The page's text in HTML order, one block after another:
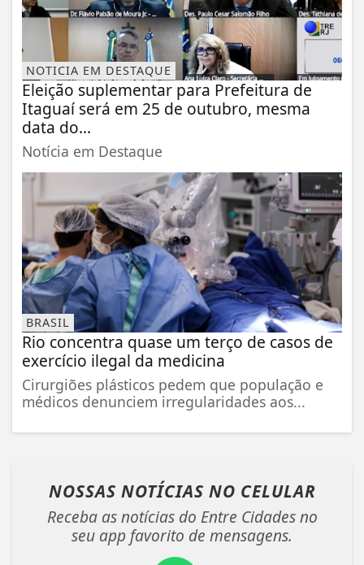
NOTICIA EM DESTAQUE
Eleição suplementar para Prefeitura de
Itaguaí será em 25 de outubro, mesma
data do...
Notícia em Destaque
BRASIL
Rio concentra quase um terço de casos de
exercício ilegal da medicina
Cirurgiões plásticos pedem que população e
médicos denunciem irregularidades aos...
NOSSAS NOTÍCIAS NO CELULAR
Receba as notícias do Entre Cidades no
seu app favorito de mensagens.